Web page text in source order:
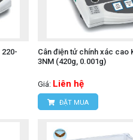
220-
Cân điện tử chính xác cao
3NM (420g, 0.001g)
Giá: Liên hệ
ĐẶT MUA